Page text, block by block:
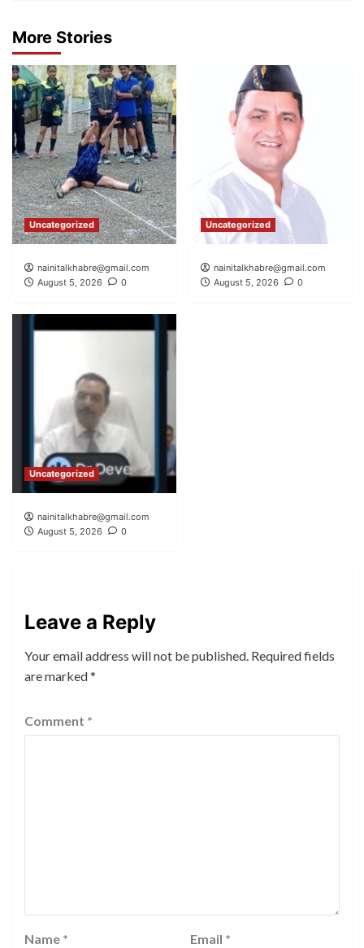
More Stories
Uncategorized
nainitalkhabre@gmail.com
August 5, 2026
0
Uncategorized
nainitalkhabre@gmail.com
August 5, 2026
0
Uncategorized
nainitalkhabre@gmail.com
August 5, 2026
0
Leave a Reply
Your email address will not be published. Required fields
are marked*
Comment *
Name * Email *